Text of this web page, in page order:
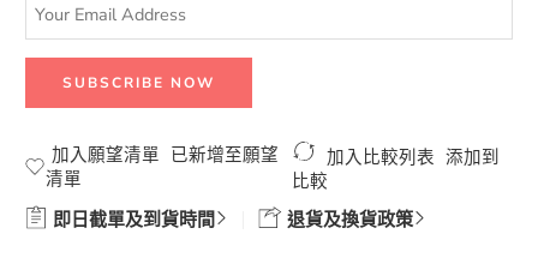
加入願望清單 已新增至願望
清單
加入比較列表 添加到
比較
即日截單及到貨時間
退貨及換貨政策